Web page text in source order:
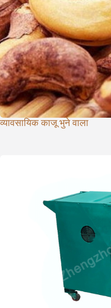
व्यावसायिक काजू भुने वाला